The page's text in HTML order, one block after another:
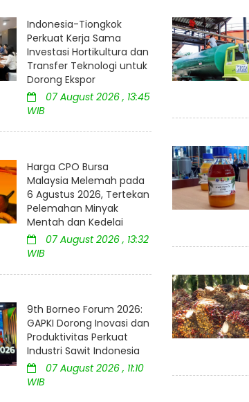
Indonesia-Tiongkok
Perkuat Kerja Sama
Investasi Hortikultura dan
Transfer Teknologi untuk
Dorong Ekspor
07 August 2026 , 13:45
WIB
Harga CPO Bursa
Malaysia Melemah pada
6 Agustus 2026, Tertekan
Pelemahan Minyak
Mentah dan Kedelai
07 August 2026 , 13:32
WIB
9th Borneo Forum 2026:
GAPKI Dorong Inovasi dan
Produktivitas Perkuat
Industri Sawit Indonesia
07 August 2026 , 11:10
WIB